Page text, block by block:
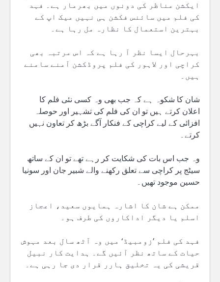
ایکشن مناظر کی دونوں میں بھرمار ہے۔ فہد
کی فلم میں سائنس فکشن ہی نہیں میک اپ کے
بہترین استعمال کا نظارہ مل رہا ہے۔
بہرحال ایسا نظر آ رہا ہے کہ اس مرتبہ بھی
کراچی اور لاہور کی فلم پروڈکشن آمنے سامنے
ہیں۔
شان کا شکوہ ہے کہ جب بھی وہ کسی نئی فلم کا
اعلان کرتے ہیں تو ان کی فلم کی تشہیر اور حوصلہ
افزائی کے لیے کراچی کے فنکار آگے بڑھ کر تعاون نہیں
کرتے۔
وہ جب اس بات کی شکایت کر رہے تھے تو ان کے ساتھ
سیٹج پر کراچی سے تعلق رکھنے والے شبیر جان اور سونیا
حسین موجود تھیں۔
ممکن ہے شان کا اشارہ ہمایوں سعید، اعجاز
اسلم یا دیگر اداکاروں کی طرف ہو۔
فہد کی فلم ’زومبیڈ‘ میں وہ آٹھ سال بعد مہوش
حیات کے ساتھ نظر آئیں گے۔ ہدایت کار نبیل
قریشی کی یہ تخلیق ہارر قرار دی جا رہی ہے۔